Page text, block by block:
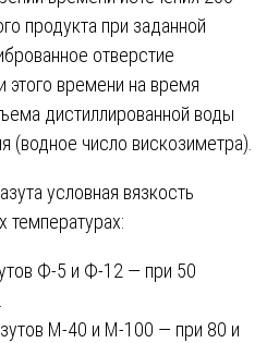
продукта при заданной
отверстие
этого времени на время
дистиллированной воды
(водное число вискозиметра).
условная вязкость
температурах:
Ф-5 и Ф-12 — при 50
М-40 и М-100 — при 80 и